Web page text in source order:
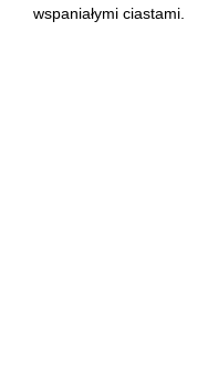
wspaniałymi ciastami.